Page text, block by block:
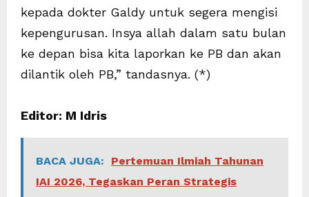
kepada dokter Galdy untuk segera mengisi
kepengurusan. Insya allah dalam satu bulan
ke depan bisa kita laporkan ke PB dan akan
dilantik oleh PB,” tandasnya. (*)
Editor: M Idris
BACA JUGA:
Pertemuan Ilmiah Tahunan
IAI 2026, Tegaskan Peran Strategis